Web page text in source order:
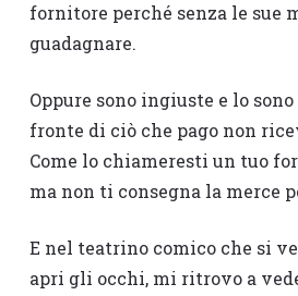
fornitore perché senza le sue
guadagnare.
Oppure sono ingiuste e lo
fronte di ciò che pago non
Come lo chiameresti un tuo
ma non ti consegna la merce
E nel teatrino comico che si
apri gli occhi, mi ritrovo a